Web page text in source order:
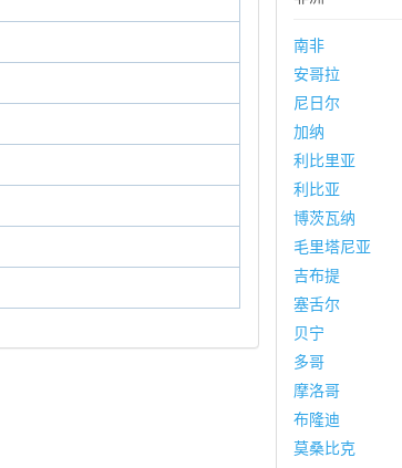
南非
安哥拉
尼日尔
加纳
利比里亚
利比亚
博茨瓦纳
毛里塔尼亚
吉布提
塞舌尔
贝宁
多哥
摩洛哥
布隆迪
莫桑比克